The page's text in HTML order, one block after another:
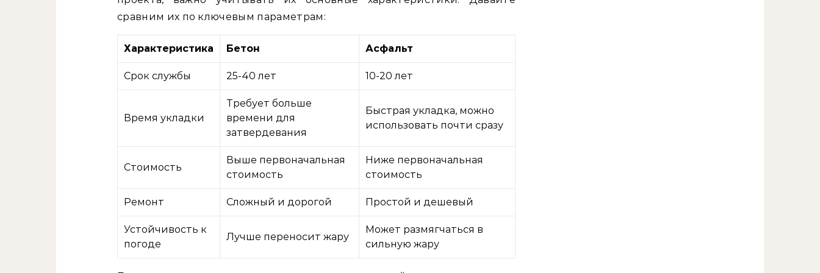
сравним их по ключевым параметрам:
Характеристика Бетон Асфальт
Срок службы 25-40 лет 10-20 лет
Время укладки
Требует больше
времени для
затвердевания
Быстрая укладка, можно
использовать почти сразу
Стоимость
Выше первоначальная
стоимость
Ниже первоначальная
стоимость
Ремонт Сложный и дорогой Простой и дешевый
Устойчивость к
погоде
Лучше переносит жару
Может размягчаться в
сильную жару